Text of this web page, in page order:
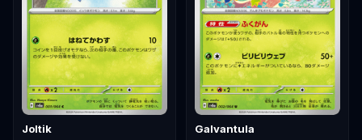
Joltik Galvantula